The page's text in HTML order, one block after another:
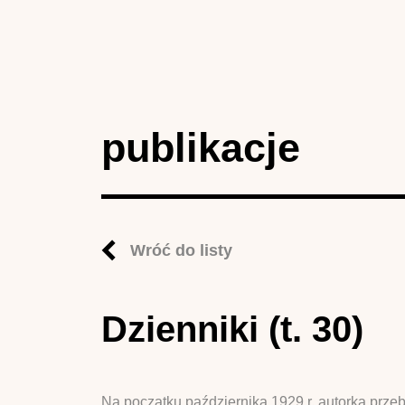
publikacje
Wróć do listy
Dzienniki (t. 30)
Na początku października 1929 r. autorka